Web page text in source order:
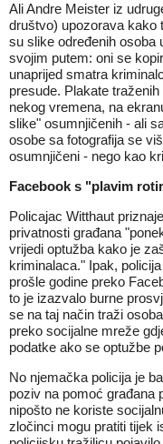
Ali Andre Meister iz
društvo) upozorava kako
su slike određenih osoba
svojim putem: oni se
unaprijed smatra
presude. Plakate
nekog vremena, na
slike" osumnjičenih - ali
osobe sa fotografija se
osumnjičeni - nego kao
Facebook s "plavim
Policajac Witthaut
privatnosti građana
vrijedi optužba kako je
kriminalaca." Ipak,
prošle godine preko
to je izazvalo burne
se na taj način traži
preko socijalne mreže
podatke ako se optužbe
No njemačka policija je
poziv na pomoć građana
nipošto ne koriste
zločinci mogu pratiti tijek